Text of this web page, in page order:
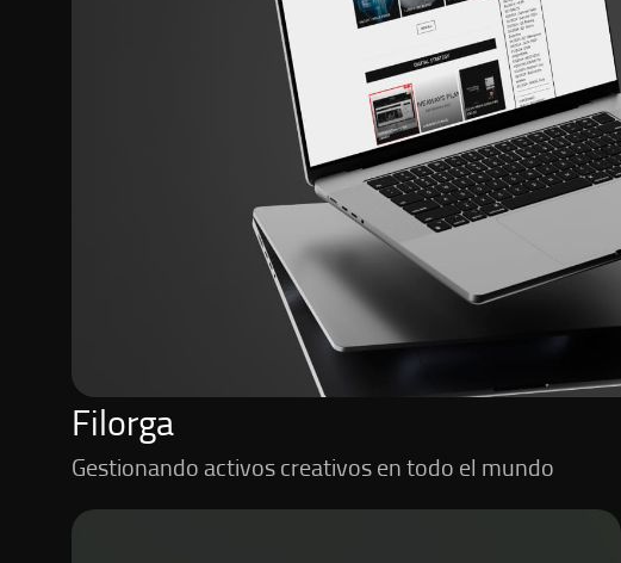
Filorga
Gestionando activos creativos en todo el mundo